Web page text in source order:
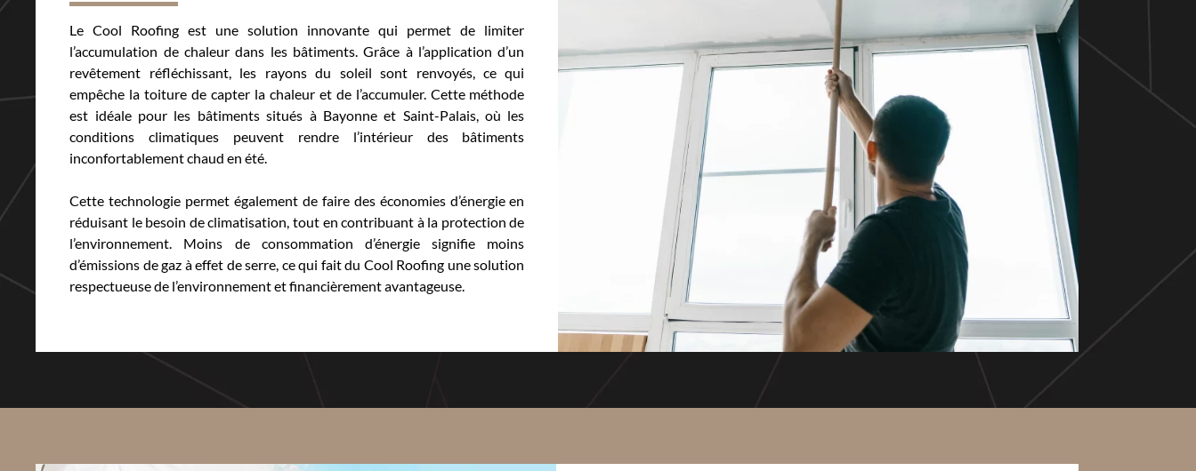
Le Cool Roofing est une solution innovante qui permet de limiter
l’accumulation de chaleur dans les bâtiments. Grâce à l’application d’un
revêtement réfléchissant, les rayons du soleil sont renvoyés, ce qui
empêche la toiture de capter la chaleur et de l’accumuler. Cette méthode
est idéale pour les bâtiments situés à Bayonne et Saint-Palais, où les
conditions climatiques peuvent rendre l’intérieur des bâtiments
inconfortablement chaud en été.
Cette technologie permet également de faire des économies d’énergie en
réduisant le besoin de climatisation, tout en contribuant à la protection de
l’environnement. Moins de consommation d’énergie signifie moins
d’émissions de gaz à effet de serre, ce qui fait du Cool Roofing une solution
respectueuse de l’environnement et financièrement avantageuse.